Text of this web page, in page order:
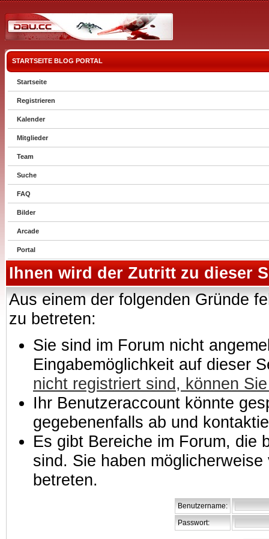
STARTSEITE BLOG PORTAL
Startseite
Registrieren
Kalender
Mitglieder
Team
Suche
FAQ
Bilder
Arcade
Portal
Ihnen wird der Zutritt zu dieser
Aus einem der folgenden Gründe
zu betreten:
Sie sind im Forum nicht
Eingabemöglichkeit auf dieser
nicht registriert sind, können
Ihr Benutzeraccount könnte
gegebenenfalls ab und
Es gibt Bereiche im Forum, die
sind. Sie haben
betreten.
Benutzername:
Passwort: